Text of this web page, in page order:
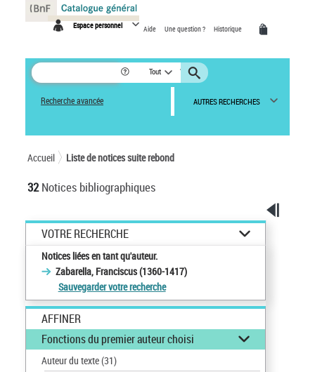
Espace personnel Aide Une question ? Historique
Tout
Recherche avancée AUTRES RECHERCHES
Accueil Liste de notices suite rebond
32Notices bibliographiques
VOTRE RECHERCHE
Notices liées en tant qu'auteur.
Zabarella, Franciscus (1360-1417)
Sauvegarder votre recherche
AFFINER
Fonctions du premier auteur choisi
Auteur du texte(31)
Panneau de gestion des cookies